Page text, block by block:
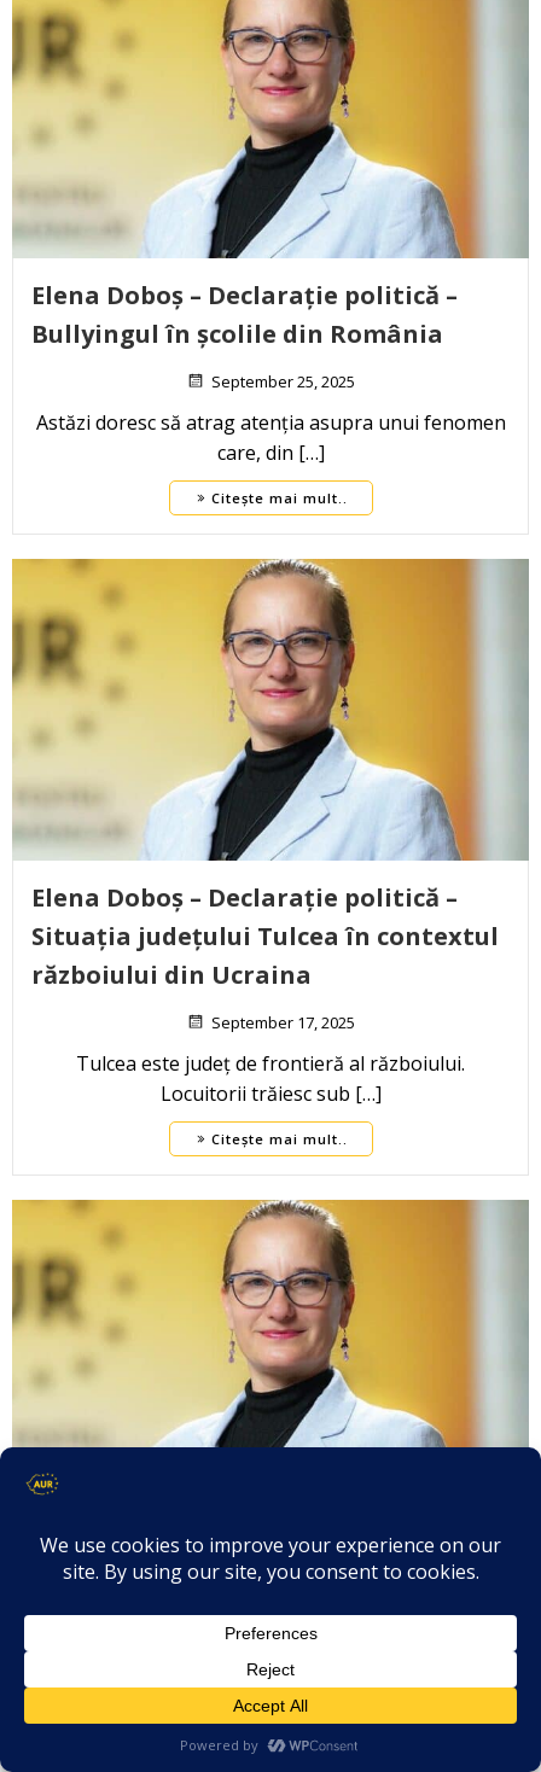
Elena Doboș – Declarație politică –
Bullyingul în școlile din România
September 25, 2025
Astăzi doresc să atrag atenția asupra unui fenomen
care, din […]
Citește mai mult..
Elena Doboș – Declarație politică –
Situația județului Tulcea în contextul
războiului din Ucraina
September 17, 2025
Tulcea este județ de frontieră al războiului.
Locuitorii trăiesc sub […]
Citește mai mult..
Elena Doboș – Declarație politică –
Susținerea și dezvoltarea turismului
în județul Tulcea
June 18, 2025
Vin astăzi în fața dumneavoastră pentru a trage un
semnal […]